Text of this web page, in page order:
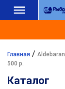
Главная /
500 р.
Каталог